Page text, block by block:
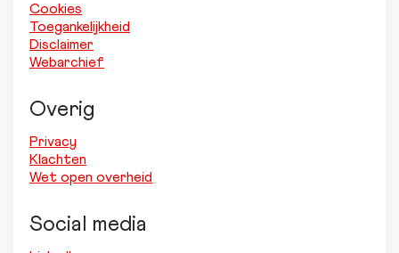
Cookies
Toegankelijkheid
Disclaimer
Webarchief
Overig
Privacy
Klachten
Wet open overheid
Social media